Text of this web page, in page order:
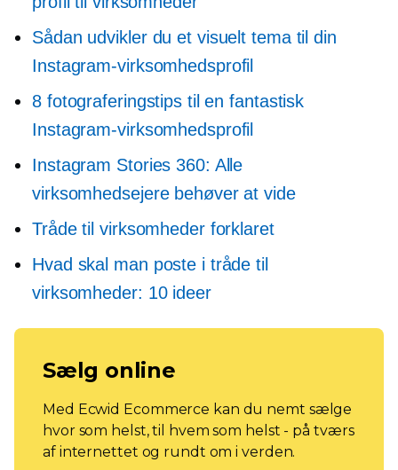
Sådan udvikler du et visuelt tema til din
Instagram-virksomhedsprofil
8 fotograferingstips til en fantastisk
Instagram-virksomhedsprofil
Instagram Stories 360: Alle
virksomhedsejere behøver at vide
Tråde til virksomheder forklaret
Hvad skal man poste i tråde til
virksomheder: 10 ideer
Sælg online
Med Ecwid Ecommerce kan du nemt sælge
hvor som helst, til hvem som helst - på tværs
af internettet og rundt om i verden.